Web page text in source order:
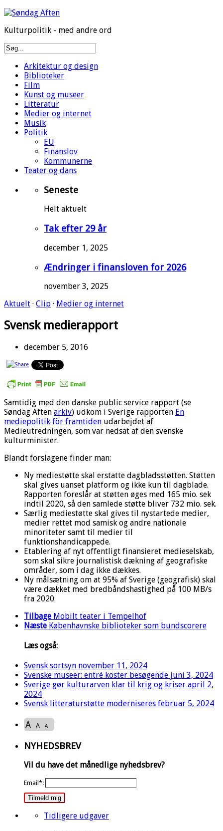
Kulturpolitik - med andre ord
Arkitektur og design
Biblioteker
Film
Kunst og museer
Litteratur
Medier og internet
Musik
Politik
EU
Finanslov
Kommunerne
Teater og dans
Seneste
Helt aktuelt
Tak efter 29 år
december 1, 2025
Ændringer i finansloven for 2026
november 3, 2025
Aktuelt · Clip · Medier og internet
Svensk medierapport
december 5, 2016
Samtidig med den danske public service rapport (se
Søndag Aften arkiv) udkom i Sverige rapporten En
mediepolitik för framtiden udarbejdet af
Medieutredningen, som var nedsat af den svenske
kulturminister.
Blandt forslagene finder man:
Ny mediestøtte skal erstatte dagbladsstøtten. Støtten
skal gives uanset platform og ikke kun til dagblade.
Rapporten foreslår at støtten øges med 165 mio. sek
indtil 2020, så den samlede støtte bliver 732 mio. sek.
Særlig mediestøtte skal gives til nystartede medier,
medier rettet mod samisk og andre nationale
minoriteter samt til medier til
funktionshandicappede.
Etablering af nyt offentligt finansieret medieselskab,
som skal sikre journalistisk dækning af geografiske
områder, som i dag ikke dækkes.
Ny målsætning om at 95% af Sverige (geografisk) skal
være dækket med bredbåndshastighed på 100 MB/s
fra 2020.
Tilbage Mobilt teater i Tempelhof
Næste Københavnske biblioteker som bundscorere
Læs også:
Svensk sortsyn november 11, 2024
Svenske museer: entré koster besøgende juni 3, 2024
Sverige gør kulturarven klar til krig og kriser april 2,
2024
Svensk litteraturstøtte moderniseres februar 5, 2024
A A A
NYHEDSBREV
Vil du have det månedlige nyhedsbrev?
Email*:
Tilmeld mig
Tidligere udgaver